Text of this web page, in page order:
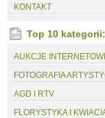
KONTAKT
Top 10 kategorii:
AUKCJE
FOTOGRAFIA
AGD I RTV
FLORYSTYKA I